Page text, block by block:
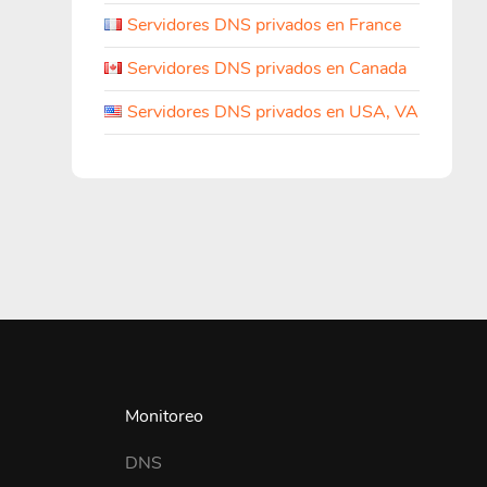
Servidores DNS privados en France
Servidores DNS privados en Canada
Servidores DNS privados en USA, VA
Monitoreo
DNS